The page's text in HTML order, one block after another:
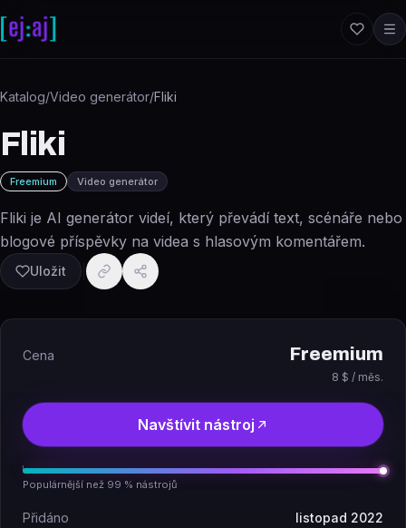
Katalog/Video generátor/Fliki
Fliki
Freemium Video generátor
Fliki je AI generátor videí, který převádí text, scénáře nebo
blogové příspěvky na videa s hlasovým komentářem.
Uložit
Cena Freemium
8 $ / měs.
Navštívit nástroj
Populárnější než 99 % nástrojů
Přidáno listopad 2022